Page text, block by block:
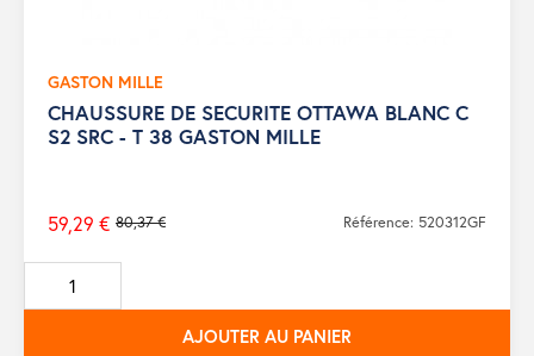
GASTON MILLE
CHAUSSURE DE SECURITE OTTAWA BLANC C
S2 SRC - T 38 GASTON MILLE
Prix
de
base
80,37 €
59,29 € Référence: 520312GF
AJOUTER AU PANIER